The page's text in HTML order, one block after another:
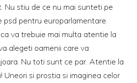
Nu stiu de ce nu mai sunteti pe
psd pentru europarlamentare.
va trebuie mai multa atentie la
alegeti oamenii care va
Nu toti sunt ce par. Atentie la
Uneori si prostia si imaginea celor